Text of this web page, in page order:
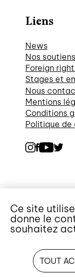
Liens
News
Nos soutiens
Foreign
Stages et
Nous
Mentions
Conditions
Politique
Ce site
donne le
souhaitez
TOUT